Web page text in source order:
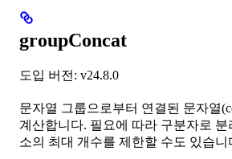
groupConcat
도입 버전: v24.8.0
문자열 그룹으로부터 연결된 문자열
계산합니다. 필요에 따라 구분자로 분
소의 최대 개수를 제한할 수도 있습니